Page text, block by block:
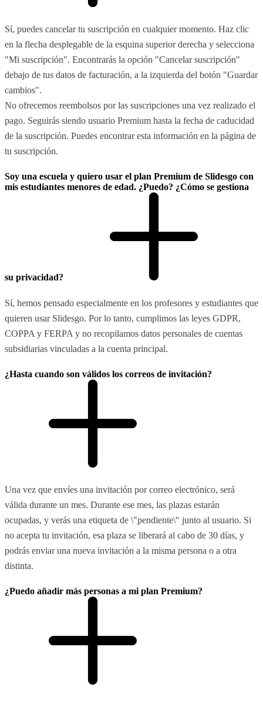
Sí, puedes cancelar tu suscripción en cualquier momento. Haz clic
en la flecha desplegable de la esquina superior derecha y selecciona
"Mi suscripción". Encontrarás la opción "Cancelar suscripción"
debajo de tus datos de facturación, a la izquierda del botón "Guardar
cambios".
No ofrecemos reembolsos por las suscripciones una vez realizado el
pago. Seguirás siendo usuario Premium hasta la fecha de caducidad
de la suscripción. Puedes encontrar esta información en la página de
tu suscripción.
Soy una escuela y quiero usar el plan Premium de Slidesgo con
mis estudiantes menores de edad. ¿Puedo? ¿Cómo se gestiona
su privacidad?
Sí, hemos pensado especialmente en los profesores y estudiantes que
quieren usar Slidesgo. Por lo tanto, cumplimos las leyes GDPR,
COPPA y FERPA y no recopilamos datos personales de cuentas
subsidiarias vinculadas a la cuenta principal.
¿Hasta cuando son válidos los correos de invitación?
Una vez que envíes una invitación por correo electrónico, será
válida durante un mes. Durante ese mes, las plazas estarán
ocupadas, y verás una etiqueta de \"pendiente\" junto al usuario. Si
no acepta tu invitación, esa plaza se liberará al cabo de 30 días, y
podrás enviar una nueva invitación a la misma persona o a otra
distinta.
¿Puedo añadir más personas a mi plan Premium?